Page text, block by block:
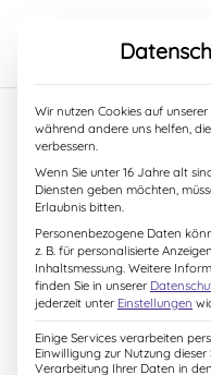
Start/Alle Bücher/
Wir nutzen Cookies auf
während andere uns helfen,
verbessern.
Wenn Sie unter 16 Jahre alt
Diensten geben möchten,
Erlaubnis bitten.
Personenbezogene Daten
z. B. für personalisierte
Inhaltsmessung. Weitere
finden Sie in unserer
jederzeit unter Einstellungen
Einige Services verarbeiten
Einwilligung zur Nutzung
Verarbeitung Ihrer Daten in